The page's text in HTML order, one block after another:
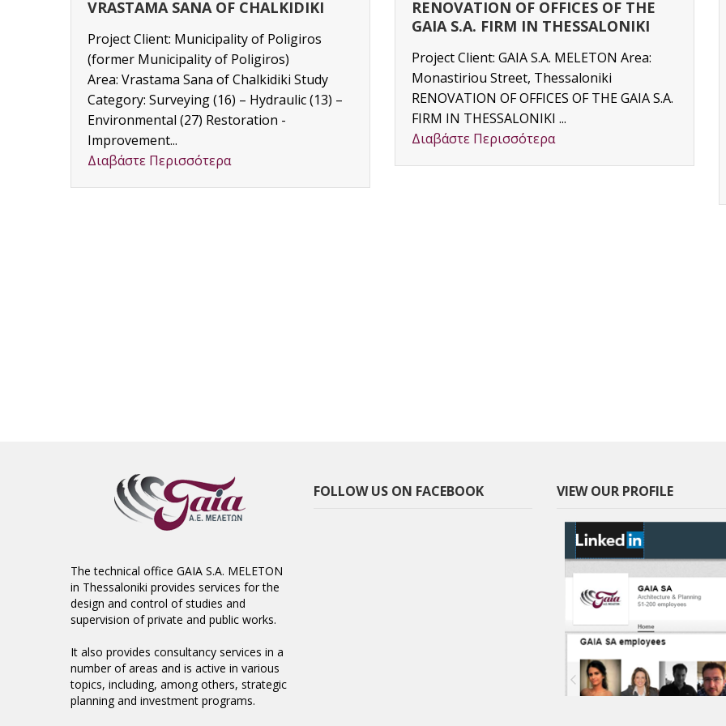
RENOVATION OF OFFICES OF THE
Project Client: GAIA S.A. MELETON Area:
Monastiriou Street, Thessaloniki
RENOVATION OF OFFICES OF THE GAIA S.A.
FIRM IN THESSALONIKI ...
Διαβάστε Περισσότερα
TRADITIONAL HOUSE IN PROMIRI
OF THE MUNICIPALITY OF SIPIADA
Project Client: INDIVIDUAL CLIENT
Area:Promiri, Municipality of Sopiada of
MAGNISIA, Southern Pilio &nbsp;
Traditional House in Promiri of the
The technical office GAIA S.A. MELETON
in Thessaloniki provides services for the
design and control of studies and
supervision of private and public works.
It also provides consultancy services in a
number of areas and is active in various
topics, including, among others, strategic
planning and investment programs.
FOLLOW US ON FACEBOOK VIEW OUR PROFILE